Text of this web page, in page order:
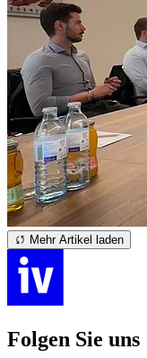
Mehr Artikel laden
Folgen Sie uns